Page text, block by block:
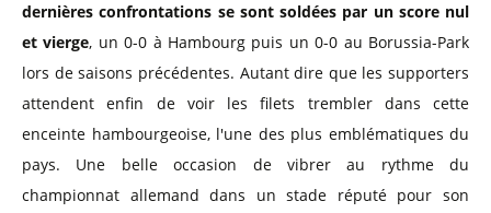
dernières confrontations se sont soldées par un score nul
et vierge, un 0-0 à Hambourg puis un 0-0 au Borussia-Park
lors de saisons précédentes. Autant dire que les supporters
attendent enfin de voir les filets trembler dans cette
enceinte hambourgeoise, l'une des plus emblématiques du
pays. Une belle occasion de vibrer au rythme du
championnat allemand dans un stade réputé pour son